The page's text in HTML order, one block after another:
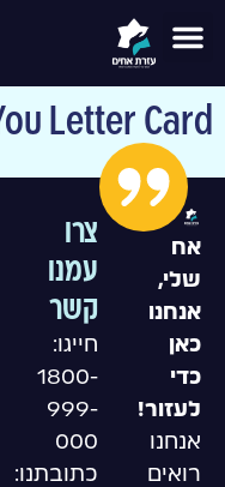
Letter Card
אח
שלי,
אנחנו
כאן
כדי
לעזור!
אנחנו
רואים
צרו
עמנו
קשר
חייגו:
1800-
999-
000
כתובתנו: